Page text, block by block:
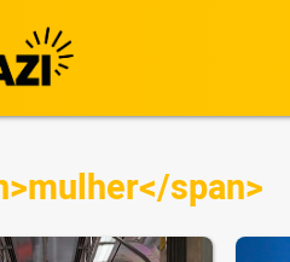
span>